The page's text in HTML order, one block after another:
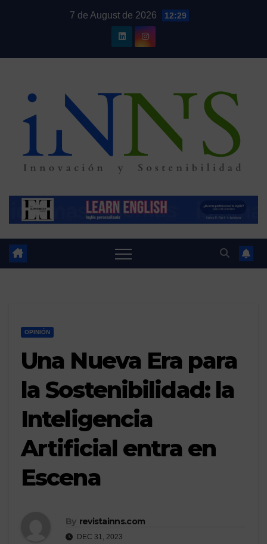
7 de August de 2026 12:29
OPINIÓN
Una Nueva Era para
la Sostenibilidad: la
Inteligencia
Artificial entra en
Escena
By revistainns.com
DEC 31, 2023